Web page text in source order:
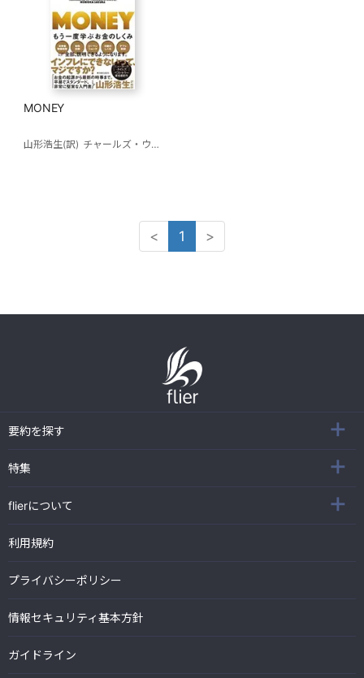
MONEY
山形浩生(訳) チャールズ・ウィーラン
< 1 >
要約を探す
特集
flierについて
利用規約
プライバシーポリシー
情報セキュリティ基本方針
ガイドライン